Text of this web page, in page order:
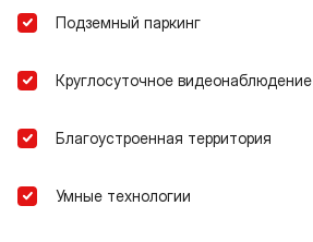
Подземный паркинг
Круглосуточное видеонаблюдение
Благоустроенная территория
Умные технологии